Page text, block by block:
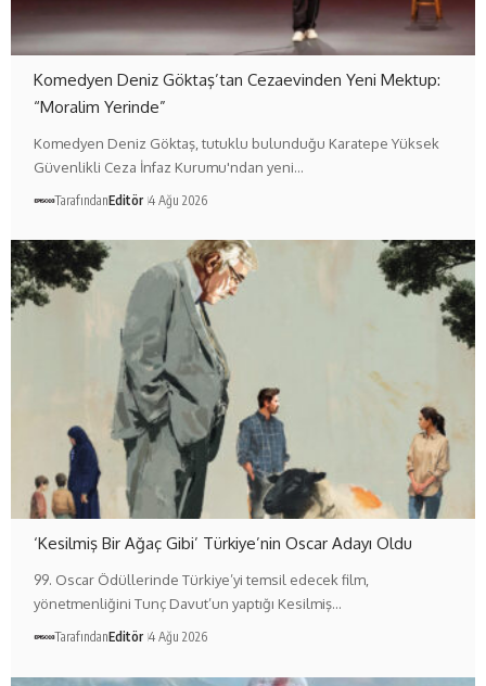
Komedyen Deniz Göktaş’tan Cezaevinden Yeni Mektup:
“Moralim Yerinde”
Komedyen Deniz Göktaş, tutuklu bulunduğu Karatepe Yüksek
Güvenlikli Ceza İnfaz Kurumu'ndan yeni…
TarafındanEditör 4 Ağu 2026
‘Kesilmiş Bir Ağaç Gibi’ Türkiye’nin Oscar Adayı Oldu
99. Oscar Ödüllerinde Türkiye’yi temsil edecek film,
yönetmenliğini Tunç Davut’un yaptığı Kesilmiş…
TarafındanEditör 4 Ağu 2026